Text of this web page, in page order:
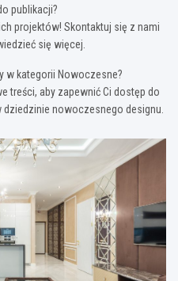
publikacji?
projektów! Skontaktuj się z nami
się więcej.
w kategorii Nowoczesne?
treści, aby zapewnić Ci dostęp do
nowoczesnego designu.